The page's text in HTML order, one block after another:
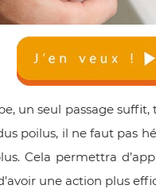
un seul passage suffit,
poilus, il ne faut pas
Cela permettra
une action plus